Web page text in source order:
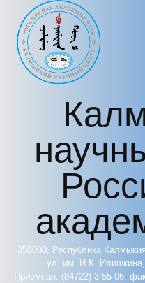
Перейти к основному содержанию
358000, Республика
ул. им. И.К.
Приемная: (84722) 3-55-06,